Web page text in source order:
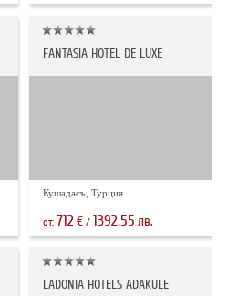
FANTASIA HOTEL DE LUXE
Кушадасъ, Турция
от: 712€ / 1392.55 лв.
LADONIA HOTELS ADAKULE